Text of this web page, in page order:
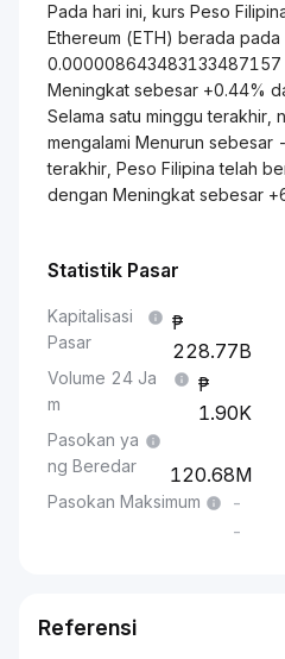
Pada hari ini, kurs Peso
Ethereum (ETH) berada pada
0.000008643483133487157
Meningkat sebesar +0.44%
Selama satu minggu terakhir,
mengalami Menurun sebesar
terakhir, Peso Filipina telah
dengan Meningkat sebesar
Statistik Pasar
Kapitalisasi
Pasar
228.77B
Volume 24 Ja
m
1.90K
Pasokan ya
ng Beredar
120.68M
Pasokan Maksimum
-
-
Referensi